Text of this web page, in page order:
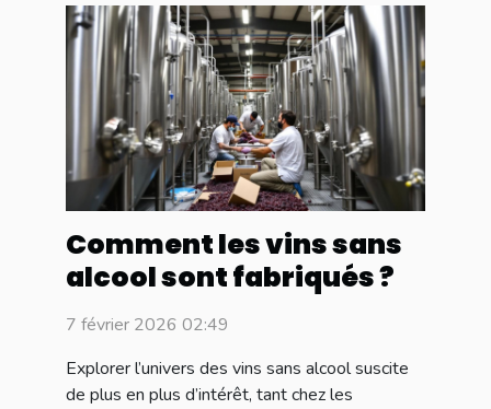
Comment les vins sans
alcool sont fabriqués ?
7 février 2026 02:49
Explorer l’univers des vins sans alcool suscite
de plus en plus d’intérêt, tant chez les